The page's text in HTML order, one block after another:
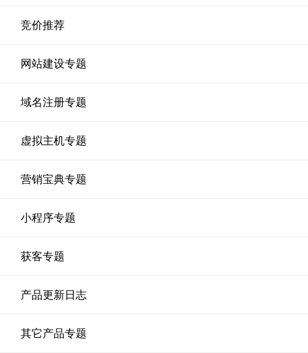
竞价推荐
网站建设专题
域名注册专题
虚拟主机专题
营销宝典专题
小程序专题
获客专题
产品更新日志
其它产品专题